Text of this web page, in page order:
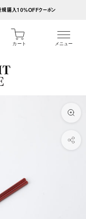
購入10%OFFクーポン
カート メニュー